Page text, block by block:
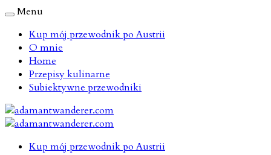
Menu
Kup mój przewodnik po Austrii
O mnie
Home
Przepisy kulinarne
Subiektywne przewodniki
Kup mój przewodnik po Austrii